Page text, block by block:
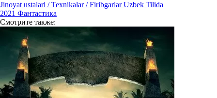
Jinoyat ustalari / Texnikalar / Firibgarlar Uzbek Tilida
2021 Фантастика
Смотрите также: